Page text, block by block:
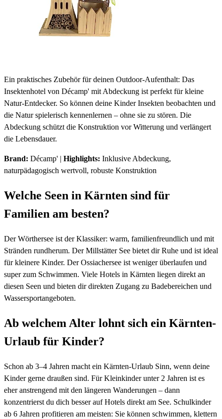
Ein praktisches Zubehör für deinen Outdoor-Aufenthalt: Das
Insektenhotel von Décamp' mit Abdeckung ist perfekt für kleine
Natur-Entdecker. So können deine Kinder Insekten beobachten und
die Natur spielerisch kennenlernen – ohne sie zu stören. Die
Abdeckung schützt die Konstruktion vor Witterung und verlängert
die Lebensdauer.
Brand: Décamp' | Highlights: Inklusive Abdeckung,
naturpädagogisch wertvoll, robuste Konstruktion
Welche Seen in Kärnten sind für
Familien am besten?
Der Wörthersee ist der Klassiker: warm, familienfreundlich und mit
Stränden rundherum. Der Millstätter See bietet dir Ruhe und ist ideal
für kleinere Kinder. Der Ossiachersee ist weniger überlaufen und
super zum Schwimmen. Viele Hotels in Kärnten liegen direkt an
diesen Seen und bieten dir direkten Zugang zu Badebereichen und
Wassersportangeboten.
Ab welchem Alter lohnt sich ein Kärnten-
Urlaub für Kinder?
Schon ab 3–4 Jahren macht ein Kärnten-Urlaub Sinn, wenn deine
Kinder gerne draußen sind. Für Kleinkinder unter 2 Jahren ist es
eher anstrengend mit den längeren Wanderungen – dann
konzentrierst du dich besser auf Hotels direkt am See. Schulkinder
ab 6 Jahren profitieren am meisten: Sie können schwimmen, klettern